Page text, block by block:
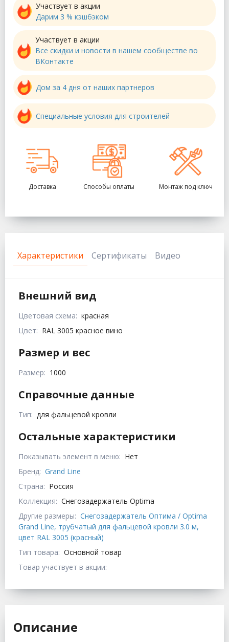
Участвует в акции
Дарим 3 % кэшбэком
Участвует в акции
Все скидки и новости в нашем сообществе во
ВКонтакте
Дом за 4 дня от наших партнеров
Специальные условия для строителей
Доставка Способы оплаты Монтаж под ключ
Характеристики Сертификаты Видео
Внешний вид
Цветовая схема: красная
Цвет: RAL 3005 красное вино
Размер и вес
Размер: 1000
Справочные данные
Тип: для фальцевой кровли
Остальные характеристики
Показывать элемент в меню: Нет
Бренд: Grand Line
Страна: Россия
Коллекция: Снегозадержатель Optima
Другие размеры: Снегозадержатель Оптима / Optima
Grand Line, трубчатый для фальцевой кровли 3.0 м,
цвет RAL 3005 (красный)
Тип товара: Основной товар
Товар участвует в акции:
Описание